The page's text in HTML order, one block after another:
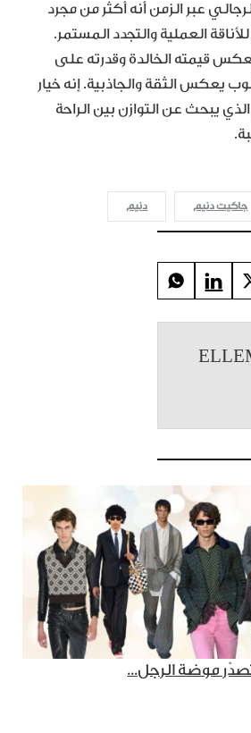
عبر الزمن أنه أكثر من مجرد
العملية والتجدد المستمر.
قيمته الخالدة وقدرته على
يعكس الثقة والجاذبية. إنه خيار
يبحث عن التوازن بين الراحة
جاكيت دنيم دنيم
موضة الرجل...